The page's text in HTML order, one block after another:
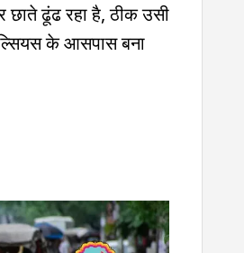
ढूंढ रहा है, ठीक उसी
के आसपास बना